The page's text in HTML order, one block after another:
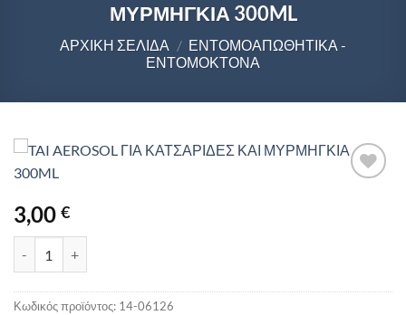
ΜΥΡΜΗΓΚΙΑ 300ML
ΑΡΧΙΚΉ ΣΕΛΊΔΑ / ΕΝΤΟΜΟΑΠΩΘΗΤΙΚΆ -
ΕΝΤΟΜΟΚΤΌΝΑ
3,00 €
Κωδικός προϊόντος: 14-06126